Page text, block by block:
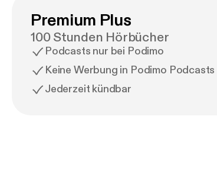
Premium Plus
100 Stunden Hörbücher
Podcasts nur bei Podimo
Keine Werbung in Podimo Podcasts
Jederzeit kündbar